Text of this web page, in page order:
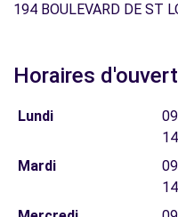
194 BOULEVARD DE ST
Horaires
Lundi
Mardi